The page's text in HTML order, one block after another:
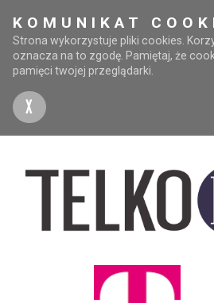
KOMUNIKAT
Strona wykorzystuje pliki cookies.
oznacza na to zgodę. Pamiętaj, że
pamięci twojej przeglądarki.
X